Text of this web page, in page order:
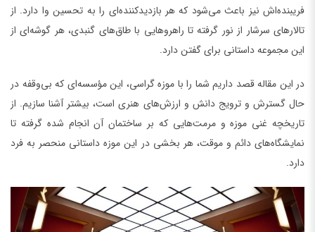
فریبنده‌اش نیز باعث می‌شود که هر بازدیدکننده‌ای را به تحسین وا دارد. از
تالارهای سرشار از نور گرفته تا راهروهایی با طاق‌های گنبدی، هر گوشه‌ای از
این مجموعه داستانی برای گفتن دارد.
در این مقاله قصد داریم شما را با موزه گراسی، این مؤسسه‌‌ای که بی‌وقفه در
حال گسترش و ترویج دانش و ارزش‌های هنری است، بیشتر آشنا سازیم. از
تاریخچه غنی موزه و مرمت‌هایی که بر ساختمان آن انجام شده گرفته تا
نمایشگاه‌های دائم و موقت، هر بخشی در این موزه داستانی منحصر به فرد
دارد.